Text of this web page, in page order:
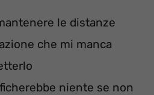
le distanze
che mi manca
niente se non